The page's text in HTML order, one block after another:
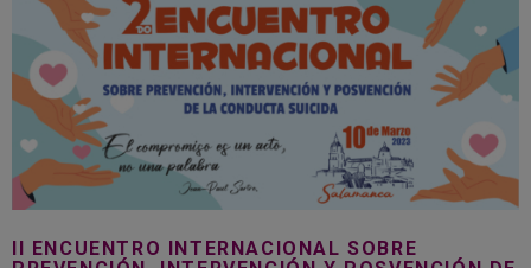
II ENCUENTRO INTERNACIONAL SOBRE